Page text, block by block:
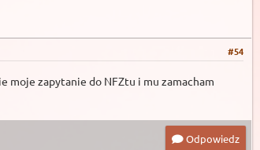
#54
moje zapytanie do NFZtu i mu zamacham
Odpowiedz